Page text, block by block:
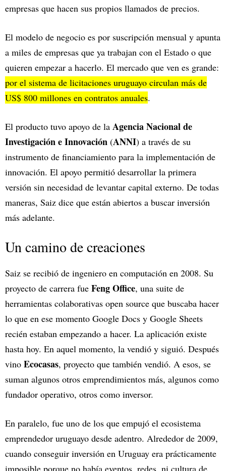
empresas que hacen sus propios llamados de precios.
El modelo de negocio es por suscripción mensual y apunta
a miles de empresas que ya trabajan con el Estado o que
quieren empezar a hacerlo. El mercado que ven es grande:
por el sistema de licitaciones uruguayo circulan más de
US$ 800 millones en contratos anuales.
El producto tuvo apoyo de la Agencia Nacional de
Investigación e Innovación (ANNI) a través de su
instrumento de financiamiento para la implementación de
innovación. El apoyo permitió desarrollar la primera
versión sin necesidad de levantar capital externo. De todas
maneras, Saiz dice que están abiertos a buscar inversión
más adelante.
Un camino de creaciones
Saiz se recibió de ingeniero en computación en 2008. Su
proyecto de carrera fue Feng Office, una suite de
herramientas colaborativas open source que buscaba hacer
lo que en ese momento Google Docs y Google Sheets
recién estaban empezando a hacer. La aplicación existe
hasta hoy. En aquel momento, la vendió y siguió. Después
vino Ecocasas, proyecto que también vendió. A esos, se
suman algunos otros emprendimientos más, algunos como
fundador operativo, otros como inversor.
En paralelo, fue uno de los que empujó el ecosistema
emprendedor uruguayo desde adentro. Alrededor de 2009,
cuando conseguir inversión en Uruguay era prácticamente
imposible porque no había eventos, redes, ni cultura de